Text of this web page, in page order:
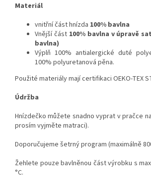
Materiál
vnitřní část hnízda 100% bavlna
Vnější část 100% bavlna v úpravě
bavlna)
Výplň 100% antialergické duté
100% polyuretanová pěna.
Použité materiály mají certifikaci OEKO-TEX
Údržba
Hnízdečko můžete snadno vyprat v pračce
prosím vyjměte matraci).
Doporučujeme šetrný program (maximálně
Žehlete pouze bavlněnou část výrobku s
°C.